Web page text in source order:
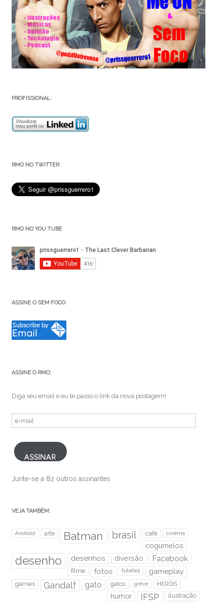
PROFISSIONAL:
RMO NO TWITTER:
RMO NO YOU TUBE
ASSINE O SEM FOCO
ASSINE O RMO:
Diga seu email e eu te passo o link da nova postagem!
e-
ASSINAR
Junte-se a 82 outros assinantes
VEJA TAMBÉM:
Android arte Batman brasil café cinema
cogumelos
desenho desenhos diversão Facebook
filme fotos futebol gameplay
games Gandalf gato gatos greve HERÓIS
humor IFSP ilustração